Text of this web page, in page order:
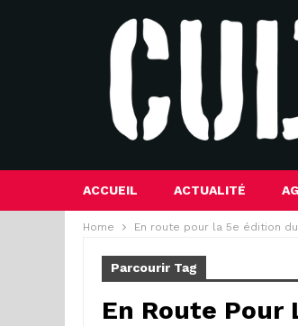
ACCUEIL ACTUALITÉ
Home En route pour la 5e édition
Parcourir Tag
En Route Pour